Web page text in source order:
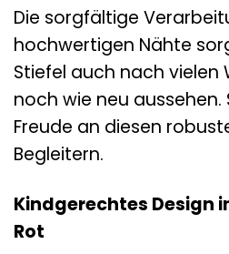
Die sorgfältige
hochwertigen Nähte
Stiefel auch nach vielen
noch wie neu
Freude an diesen
Begleitern.
Kindgerechtes Design
Rot